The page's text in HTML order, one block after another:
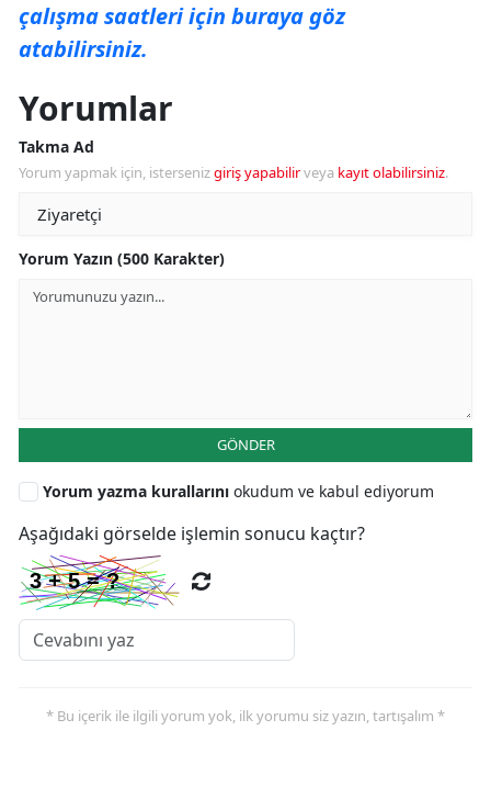
çalışma saatleri için buraya göz
atabilirsiniz.
Yorumlar
Takma Ad
Yorum yapmak için, istersenizgiriş yapabilirveya kayıt olabilirsiniz.
Yorum Yazın (500 Karakter)
GÖNDER
Yorum yazma kurallarını okudum ve kabul ediyorum
Aşağıdaki görselde işlemin sonucu kaçtır?
* Bu içerik ile ilgili yorum yok, ilk yorumu siz yazın, tartışalım *